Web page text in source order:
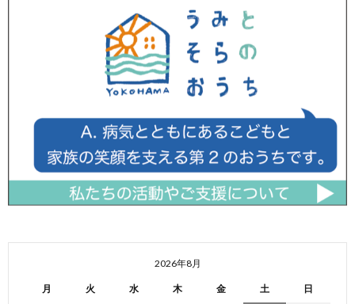
2026年8月
月 火 水 木 金 土 日